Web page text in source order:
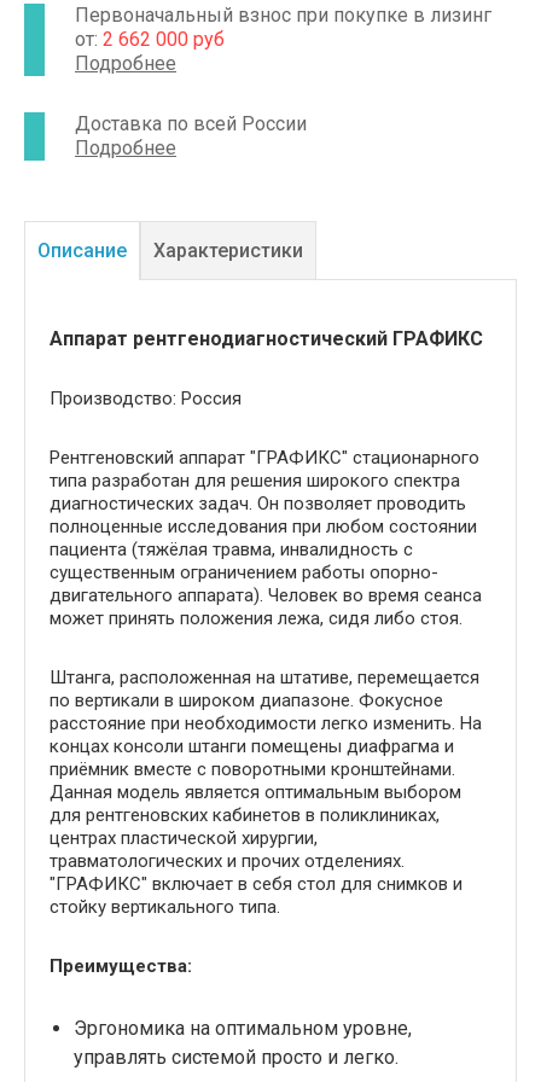
поставкой широкого спектра медтехники.
Гарантируем аккуратную доставку и быструю
установку всех приобретённых аппаратов.
Первоначальный взнос при покупке в лизинг
от: 2 662 000 руб
Подробнее
Доставка по всей России
Подробнее
Описание Характеристики
Аппарат рентгенодиагностический ГРАФИКС
Производство: Россия
Рентгеновский аппарат "ГРАФИКС" стационарного
типа разработан для решения широкого спектра
диагностических задач. Он позволяет проводить
полноценные исследования при любом состоянии
пациента (тяжёлая травма, инвалидность с
существенным ограничением работы опорно-
двигательного аппарата). Человек во время сеанса
может принять положения лежа, сидя либо стоя.
Штанга, расположенная на штативе, перемещается
по вертикали в широком диапазоне. Фокусное
расстояние при необходимости легко изменить. На
концах консоли штанги помещены диафрагма и
приёмник вместе с поворотными кронштейнами.
Данная модель является оптимальным выбором
для рентгеновских кабинетов в поликлиниках,
центрах пластической хирургии,
травматологических и прочих отделениях.
"ГРАФИКС" включает в себя стол для снимков и
стойку вертикального типа.
Преимущества:
Эргономика на оптимальном уровне,
управлять системой просто и легко.